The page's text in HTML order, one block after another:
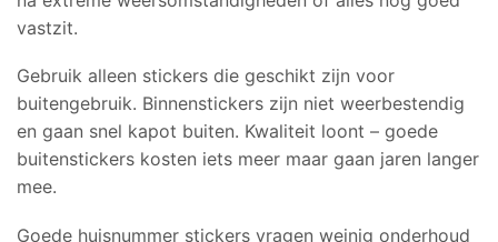
vastzit.
Gebruik alleen stickers die geschikt zijn voor
buitengebruik. Binnenstickers zijn niet weerbestendig
en gaan snel kapot buiten. Kwaliteit loont – goede
buitenstickers kosten iets meer maar gaan jaren langer
mee.
Goede huisnummer stickers vragen weinig onderhoud